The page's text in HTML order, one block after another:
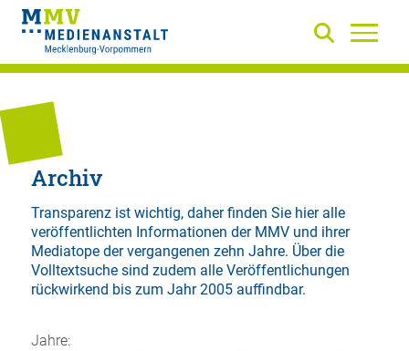
Archiv
Transparenz ist wichtig, daher finden Sie hier alle
veröffentlichten Informationen der MMV und ihrer
Mediatope der vergangenen zehn Jahre. Über die
Volltextsuchesind zudem alle Veröffentlichungen
rückwirkend bis zum Jahr 2005 auffindbar.
Jahre: